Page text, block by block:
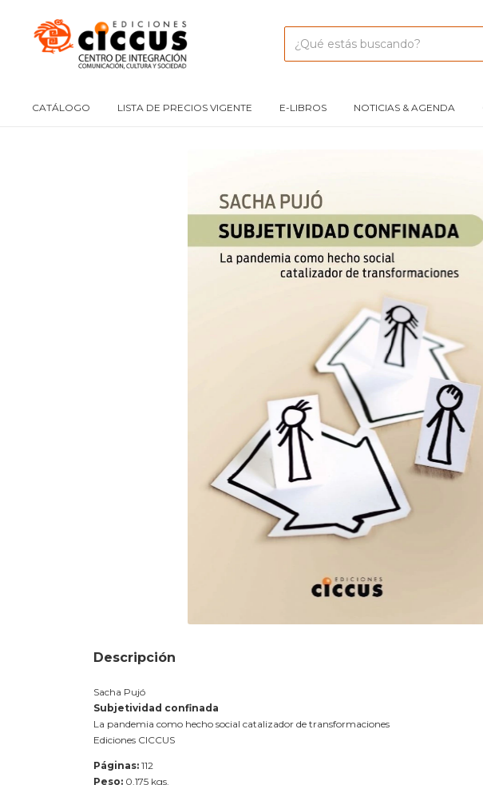
CATÁLOGO LISTA DE PRECIOS VIGENTE E-LIBROS NOTICIAS & AGENDA
Descripción
Sacha Pujó
Subjetividad confinada
La pandemia como hecho social catalizador de transformaciones
Ediciones CICCUS
Páginas: 112
Peso: 0.175 kgs.